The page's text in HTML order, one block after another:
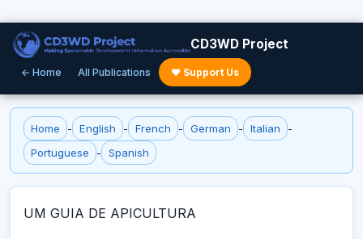
CD3WD Project
← Home All Publications ♥ Support Us
Home - English - French - German - Italian
-
Portuguese
- Spanish
UM GUIA DE APICULTURA